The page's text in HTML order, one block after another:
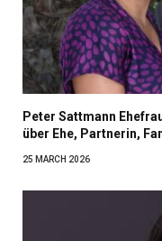
Peter Sattmann
über Ehe, Partnerin,
25 MARCH 2026